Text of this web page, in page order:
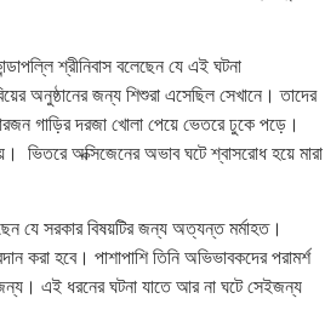
শ্রীনিবাস বলেছেন যে এই ঘটনা
অনুষ্ঠানের জন্য শিশুরা এসেছিল সেখানে। তাদের
গাড়ির দরজা খোলা পেয়ে ভেতরে ঢুকে পড়ে।
ভিতরে অক্সিজেনের অভাব ঘটে শ্বাসরোধ হয়ে মারা
যে সরকার বিষয়টির জন্য অত্যন্ত মর্মাহত।
করা হবে। পাশাপাশি তিনি অভিভাবকদের পরামর্শ
এই ধরনের ঘটনা যাতে আর না ঘটে সেইজন্য